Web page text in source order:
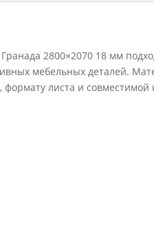
2800×2070 18 мм
мебельных деталей.
формату листа и совместимой